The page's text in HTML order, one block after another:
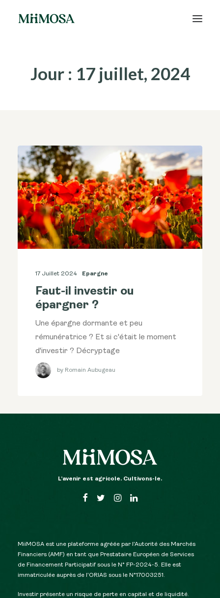
Épargne
Recherche
Jour : 17 juillet, 2024
17 Juillet 2024 Epargne
Faut-il investir ou
épargner ?
Une épargne dormante et peu
rémunératrice ? Et si c'était le moment
d'investir ? Décryptage
by Romain Aubugeau
L’avenir est agricole. Cultivons-le.
MiiMOSA est une plateforme agréée par l’Autorité des Marchés
Financiers (AMF) en tant que Prestataire Européen de Services
de Financement Participatif sous le N° FP-2024-5. Elle est
immatriculée auprès de l’ORIAS sous le N°17003251.
Investir présente un risque de perte en capital et de liquidité.